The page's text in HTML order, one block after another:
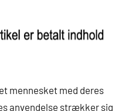
mennesket med deres
anvendelse strækker sig